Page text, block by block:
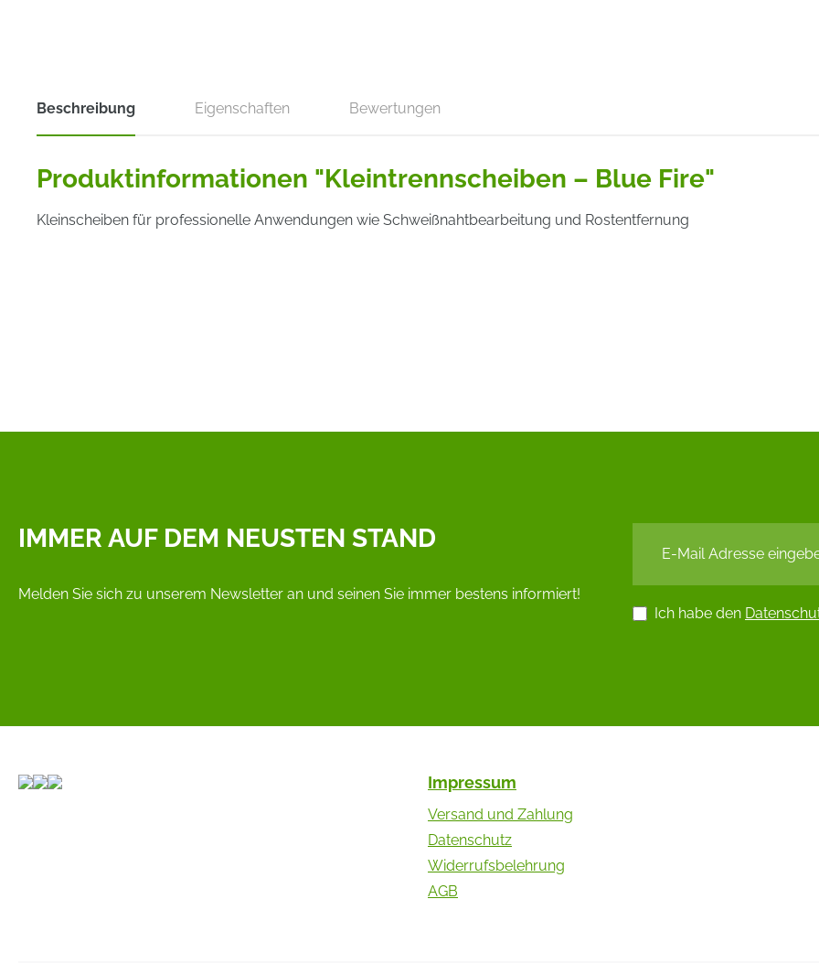
Beschreibung Eigenschaften Bewertungen
Produktinformationen "Kleintrennscheiben – Blue Fire"
Kleinscheiben für professionelle Anwendungen wie Schweißnahtbearbeitung und Rostentfernung
IMMER AUF DEM NEUSTEN STAND
Melden Sie sich zu unserem Newsletter an und seinen Sie immer bestens informiert!
Ich habe den
Impressum
Versand und Zahlung
Datenschutz
Widerrufsbelehrung
AGB